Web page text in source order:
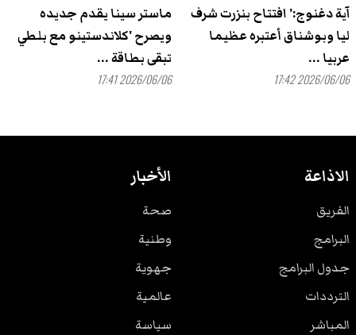
آية دغنوج:' افتتاح بنزرت شرف
ليا وبوشناق أعتبره عظيما
عربيا ...
2026/06/06 17:42
ماستر سينا يقدم جديده
ويصرح 'كلاندستينو مع بلطي
تبقى بطاقة ...
2026/06/06 17:41
الاذاعة
الفريق
البرامج
جدول البرامج
الترددات
المباشر
الأخبار
صحة
وطنية
جهوية
عالمية
سياسة